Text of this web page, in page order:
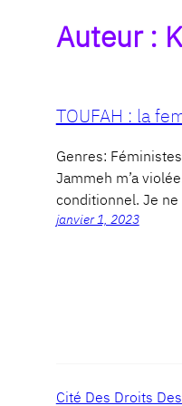
Auteur :
TOUFAH : la
Genres:
Jammeh m’a
conditionnel. Je
janvier 1, 2023
Cité Des Droits